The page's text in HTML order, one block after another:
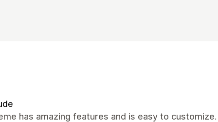
has amazing features and is easy to